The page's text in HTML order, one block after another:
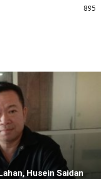
895
Husein Saidan